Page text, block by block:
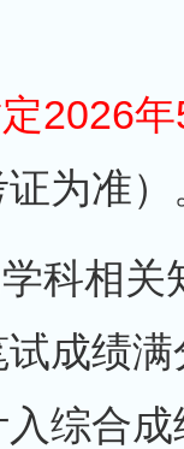
2026年
为准）
相关
成绩
综合